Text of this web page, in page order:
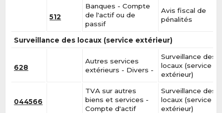
512
Banques - Compte
de l'actif ou de
passif
Avis fiscal de
pénalités
Surveillance des locaux (service extérieur)
628
Autres services
extérieurs - Divers -
Surveillance des
locaux (service
extérieur)
044566
TVA sur autres
biens et services -
Compte d'actif
Surveillance des
locaux (service
extérieur)